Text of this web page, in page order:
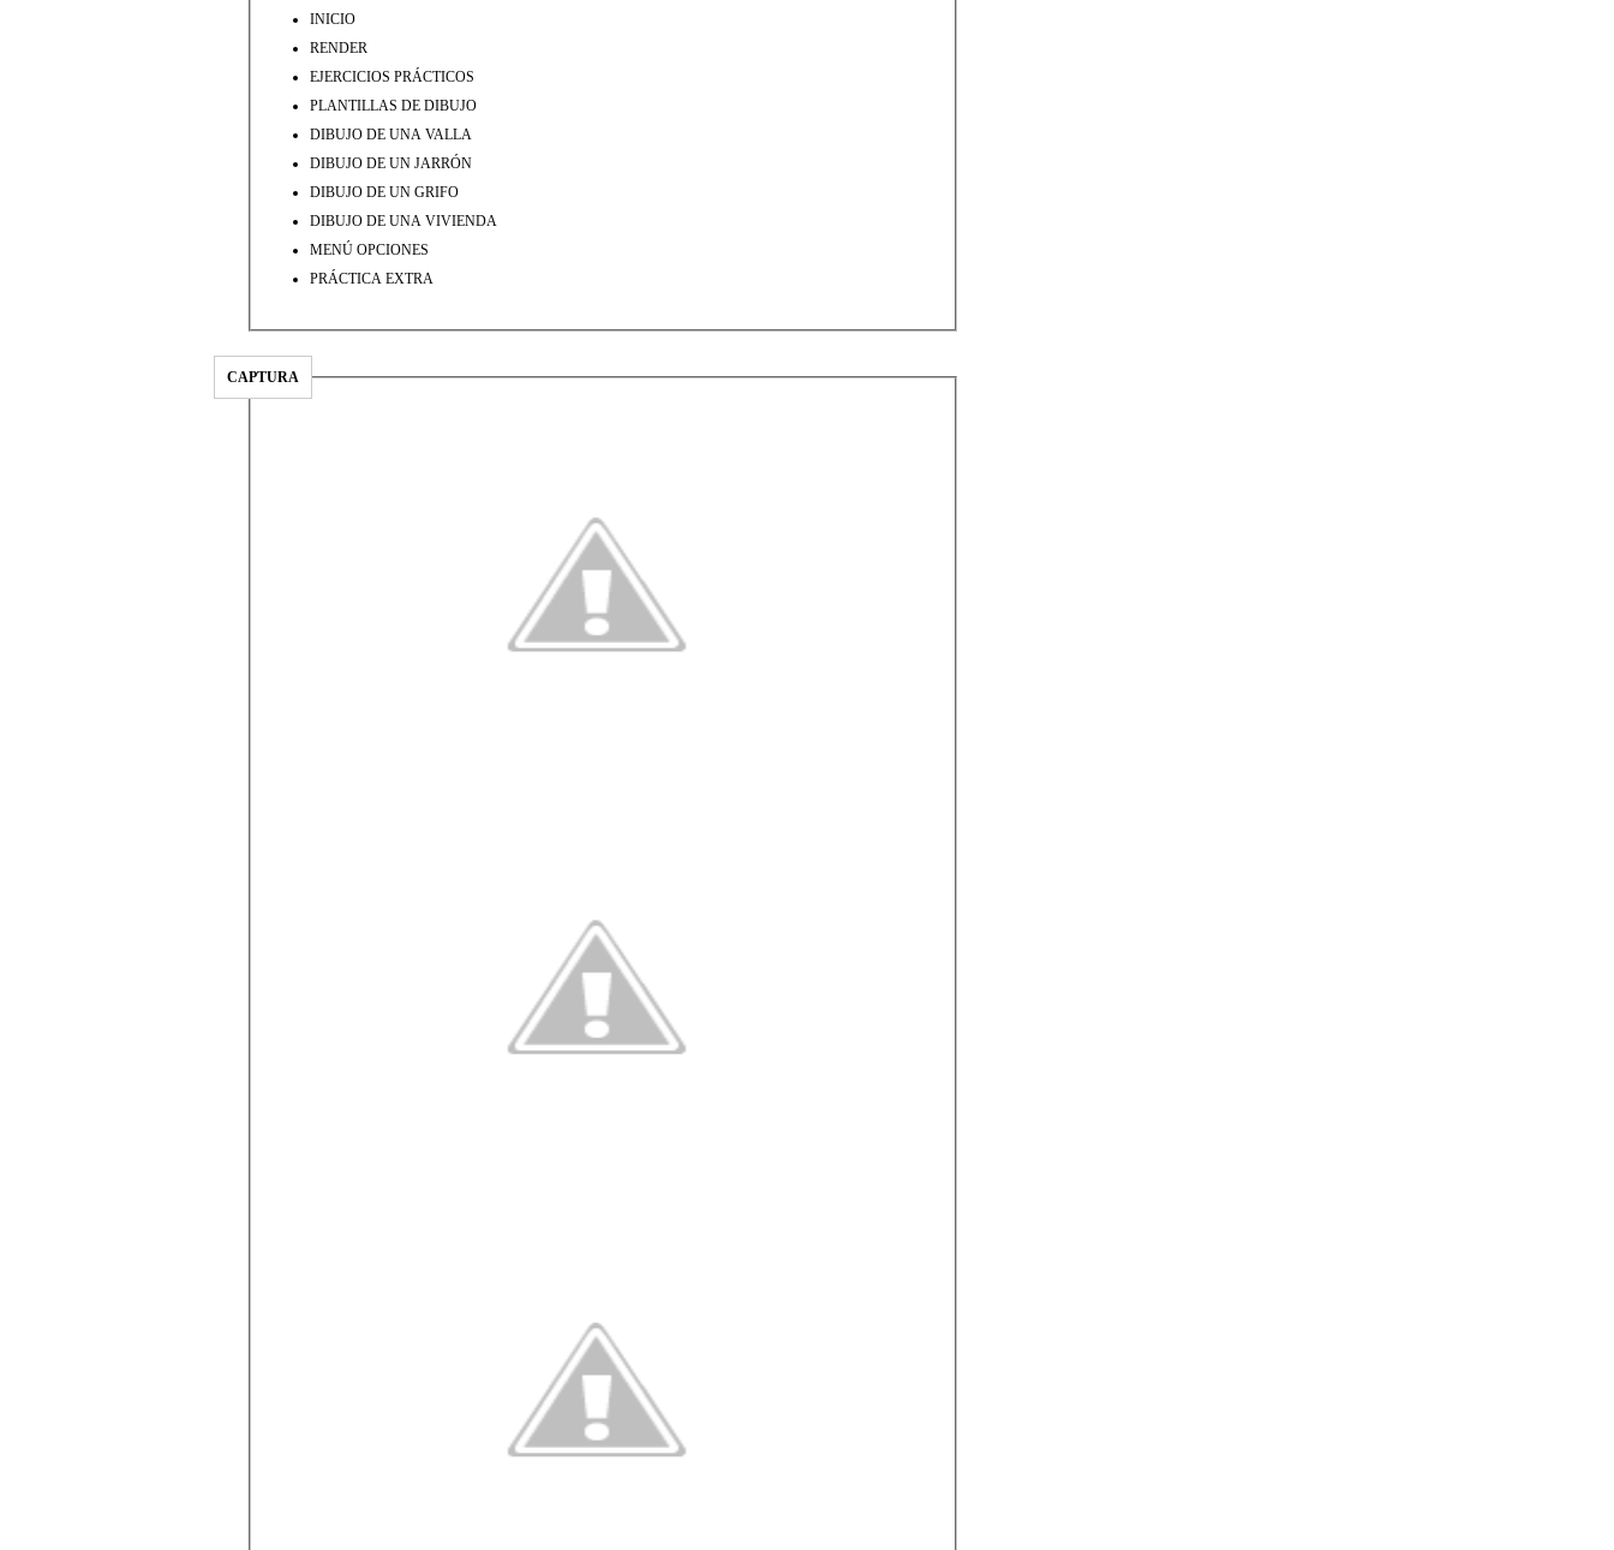
INICIO
RENDER
EJERCICIOS PRÁCTICOS
PLANTILLAS DE DIBUJO
DIBUJO DE UNA VALLA
DIBUJO DE UN JARRÓN
DIBUJO DE UN GRIFO
DIBUJO DE UNA VIVIENDA
MENÚ OPCIONES
PRÁCTICA EXTRA
CAPTURA